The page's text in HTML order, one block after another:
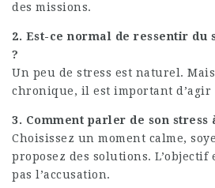
des missions.
2. Est-ce normal de ressentir du
?
Un peu de stress est naturel.
chronique, il est important d’agir
3. Comment parler de son stress
Choisissez un moment calme,
proposez des solutions.
pas l’accusation.